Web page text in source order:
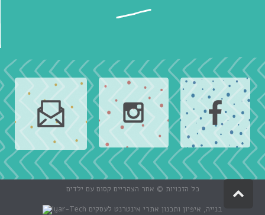
כל הזכויות © אחר הצהריים קסום עם ילדים
בנייה, איפיון ותכנון אתרי אינטרנט לעסקים Iyar-Tech
גלילה